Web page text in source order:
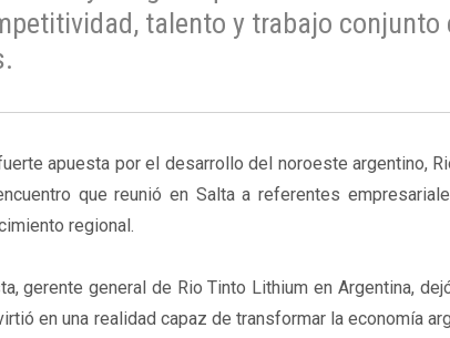
talento y trabajo conjunto
apuesta por el desarrollo del noroeste argentino,
que reunió en Salta a referentes
regional.
gerente general de Rio Tinto Lithium en Argentina,
en una realidad capaz de transformar la economía